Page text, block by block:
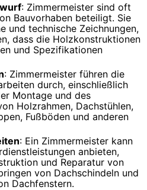
: Zimmermeister sind oft
Bauvorhaben beteiligt. Sie
und technische Zeichnungen,
dass die Holzkonstruktionen
und Spezifikationen
: Zimmermeister führen die
durch, einschließlich
Montage und des
Holzrahmen, Dachstühlen,
Fußböden und anderen
: Ein Zimmermeister kann
anbieten,
und Reparatur von
von Dachschindeln und
Dachfenstern.